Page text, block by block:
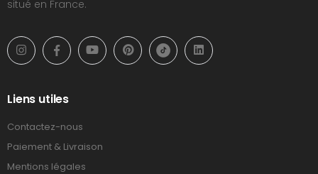
situé en France.
Liens utiles
Contactez-nous
Paiement & Livraison
Mentions légales